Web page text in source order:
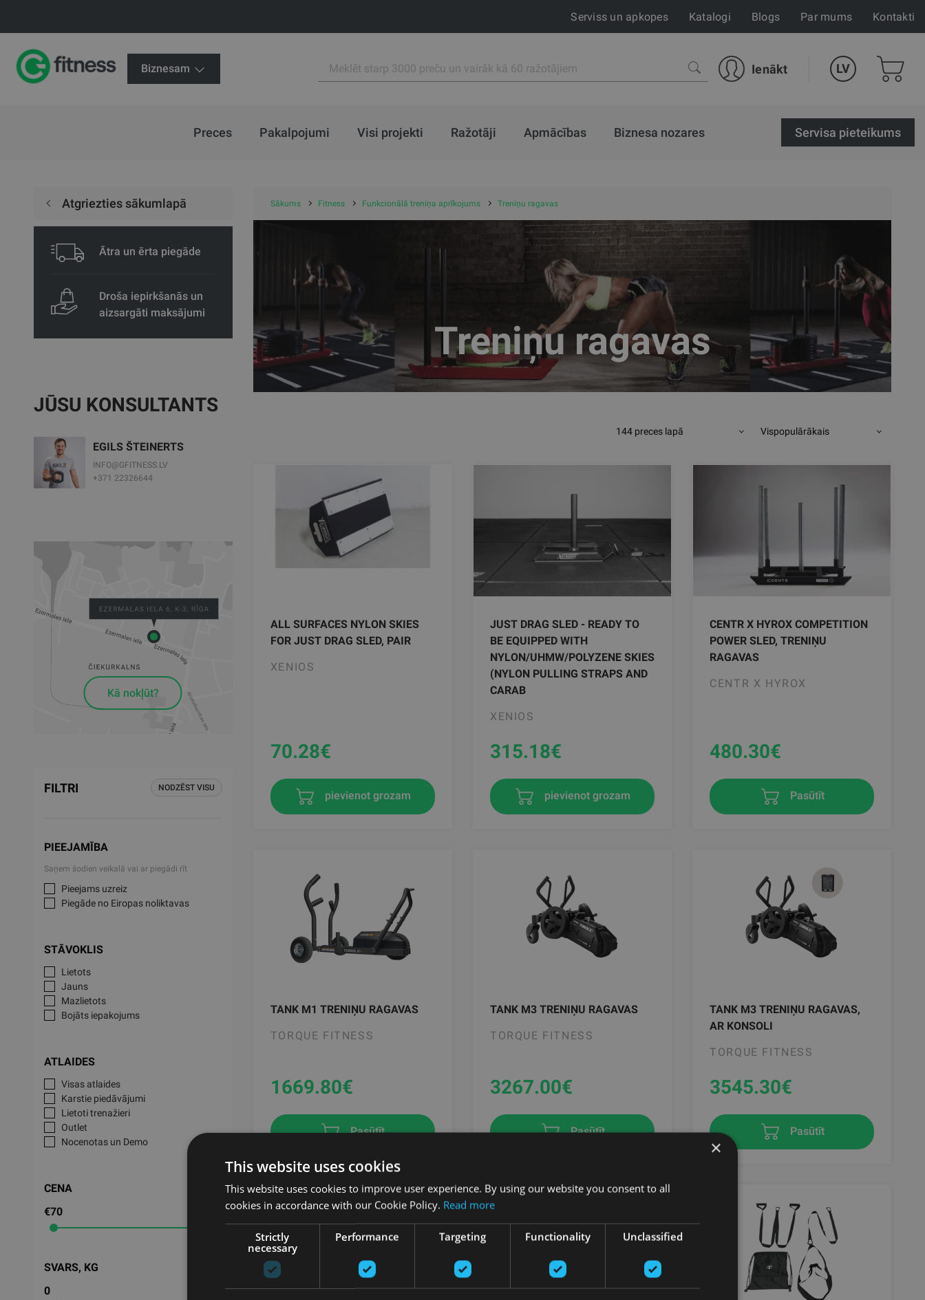
Serviss un apkopes Katalogi Blogs Par mums Kontakti
Biznesam Ienākt LV
Preces Pakalpojumi Visi projekti Ražotāji Apmācības Biznesa nozares Servisa pieteikums
Atgriezties sākumlapā
Ātra un ērta piegāde
Droša iepirkšanās un
aizsargāti maksājumi
JŪSU KONSULTANTS
EGILS ŠTEINERTS
INFO@GFITNESS.LV
+371 22326644
Kā nokļūt?
FILTRI NODZĒST VISU
PIEEJAMĪBA
Saņem šodien veikalā vai ar piegādi rīt
Pieejams uzreiz
Piegāde no Eiropas noliktavas
STĀVOKLIS
Lietots
Jauns
Mazlietots
Bojāts iepakojums
ATLAIDES
Visas atlaides
Karstie piedāvājumi
Lietoti trenažieri
Outlet
Nocenotas un Demo
CENA
€70
SVARS, KG
0
Sākums Fitness Funkcionālā treniņa aprīkojums Treniņu ragavas
Treniņu ragavas
144 preces lapā Vispopulārākais
ALL SURFACES NYLON SKIES
FOR JUST DRAG SLED, PAIR
XENIOS
70.28€
pievienot grozam
JUST DRAG SLED - READY TO
BE EQUIPPED WITH
NYLON/UHMW/POLYZENE SKIES
(NYLON PULLING STRAPS AND
CARAB
XENIOS
315.18€
pievienot grozam
CENTR X HYROX COMPETITION
POWER SLED, TRENIŅU
RAGAVAS
CENTR X HYROX
480.30€
Pasūtīt
TANK M1 TRENIŅU RAGAVAS
TORQUE FITNESS
1669.80€
Pasūtīt
TANK M3 TRENIŅU RAGAVAS
TORQUE FITNESS
3267.00€
Pasūtīt
TANK M3 TRENIŅU RAGAVAS,
AR KONSOLI
TORQUE FITNESS
3545.30€
Pasūtīt
×
This website uses cookies
This website uses cookies to improve user experience. By using our website you consent to all
cookies in accordance with our Cookie Policy. Read more
Strictly
necessary
Performance Targeting Functionality Unclassified